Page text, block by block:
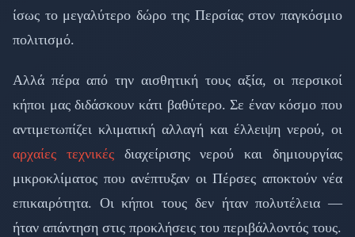
ίσως το μεγαλύτερο δώρο της Περσίας στον παγκόσμιο
πολιτισμό.
Αλλά πέρα από την αισθητική τους αξία, οι περσικοί
κήποι μας διδάσκουν κάτι βαθύτερο. Σε έναν κόσμο που
αντιμετωπίζει κλιματική αλλαγή και έλλειψη νερού, οι
αρχαίες τεχνικέςδιαχείρισης νερού και δημιουργίας
μικροκλίματος που ανέπτυξαν οι Πέρσες αποκτούν νέα
επικαιρότητα. Οι κήποι τους δεν ήταν πολυτέλεια —
ήταν απάντηση στις προκλήσεις του περιβάλλοντός τους.